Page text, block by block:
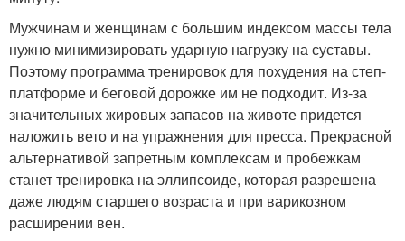
Мужчинам и женщинам с большим индексом массы тела
нужно минимизировать ударную нагрузку на суставы.
Поэтому программа тренировок для похудения на степ-
платформе и беговой дорожке им не подходит. Из-за
значительных жировых запасов на животе придется
наложить вето и на упражнения для пресса. Прекрасной
альтернативой запретным комплексам и пробежкам
станет тренировка на эллипсоиде, которая разрешена
даже людям старшего возраста и при варикозном
расширении вен.